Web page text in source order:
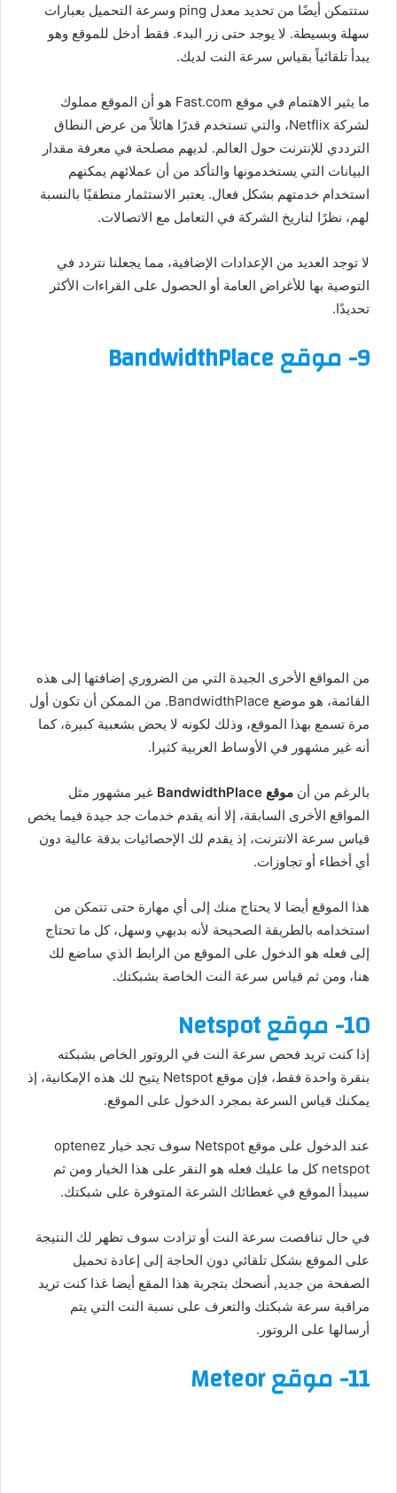
ستتمكن أيضًا من تحديد معدل ping وسرعة التحميل بعبارات
سهلة وبسيطة. لا يوجد حتى زر البدء. فقط أدخل للموقع وهو
يبدأ تلقائياً بقياس سرعة النت لديك.
ما يثير الاهتمام في موقع Fast.com هو أن الموقع مملوك
لشركة Netflix، والتي تستخدم قدرًا هائلاً من عرض النطاق
الترددي للإنترنت حول العالم. لديهم مصلحة في معرفة مقدار
البيانات التي يستخدمونها والتأكد من أن عملائهم يمكنهم
استخدام خدمتهم بشكل فعال. يعتبر الاستثمار منطقيًا بالنسبة
لهم، نظرًا لتاريخ الشركة في التعامل مع الاتصالات.
لا توجد العديد من الإعدادات الإضافية، مما يجعلنا نتردد في
التوصية بها للأغراض العامة أو الحصول على القراءات الأكثر
تحديدًا.
9- موقع BandwidthPlace
من المواقع الأخرى الجيدة التي من الضروري إضافتها إلى هذه
القائمة، هو موضع BandwidthPlace. من الممكن أن تكون أول
مرة تسمع بهذا الموقع، وذلك لكونه لا يحض بشعبية كبيرة، كما
أنه غير مشهور في الأوساط العربية كثيرا.
بالرغم من أن موقع BandwidthPlace
غير مشهور مثل
المواقع الأخرى السابقة، إلا أنه يقدم خدمات جد جيدة فيما يخص
قياس سرعة الانترنت، إذ يقدم لك الإحصائيات بدقة عالية دون
أي أخطاء أو تجاوزات.
هذا الموقع أيضا لا يحتاج منك إلى أي مهارة حتى تتمكن من
استخدامه بالطريقة الصحيحة لأنه بديهي وسهل، كل ما تحتاج
إلى فعله هو الدخول على الموقع من الرابط الذي ساضع لك
هنا، ومن ثم قياس سرعة النت الخاصة بشبكتك.
10- موقع Netspot
إذا كنت تريد فحص سرعة النت في الروتور الخاص بشبكته
بنقرة واحدة فقط، فإن موقع Netspot يتيح لك هذه الإمكانية، إذ
يمكنك قياس السرعة بمجرد الدخول على الموقع.
عند الدخول على موقع Netspot سوف تجد خيار optenez
netspot كل ما عليك فعله هو النقر على هذا الخيار ومن ثم
سيبدأ الموقع في غعطائك الشرعة المتوفرة على شبكتك.
في حال تناقصت سرعة النت أو تزادت سوف تظهر لك النتيجة
على الموقع بشكل تلقائي دون الحاجة إلى إعادة تحميل
الصفحة من جديد, أنصحك بتجربة هذا المقع أيضا غذا كنت تريد
مراقبة سرعة شبكتك والتعرف على نسبة النت التي يتم
أرسالها على الروتور.
11- موقع Meteor